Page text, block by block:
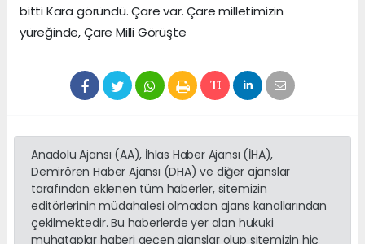
bitti Kara göründü. Çare var. Çare milletimizin
yüreğinde, Çare Milli Görüşte
Anadolu Ajansı (AA), İhlas Haber Ajansı (İHA),
Demirören Haber Ajansı (DHA) ve diğer ajanslar
tarafından eklenen tüm haberler, sitemizin
editörlerinin müdahalesi olmadan ajans kanallarından
çekilmektedir. Bu haberlerde yer alan hukuki
muhataplar haberi geçen ajanslar olup sitemizin hiç